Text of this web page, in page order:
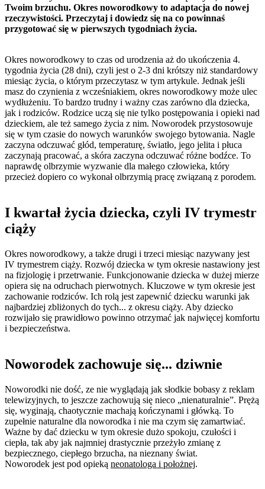
Twoim brzuchu. Okres noworodkowy to adaptacja do nowej
rzeczywistości. Przeczytaj i dowiedz się na co powinnaś
przygotować się w pierwszych tygodniach życia.
Okres noworodkowy to czas od urodzenia aż do ukończenia 4.
tygodnia życia (28 dni), czyli jest o 2-3 dni krótszy niż standardowy
miesiąc życia, o którym przeczytasz w tym artykule. Jednak jeśli
masz do czynienia z wcześniakiem, okres noworodkowy może ulec
wydłużeniu. To bardzo trudny i ważny czas zarówno dla dziecka,
jak i rodziców. Rodzice uczą się nie tylko postępowania i opieki nad
dzieckiem, ale też samego życia z nim. Noworodek przystosowuje
się w tym czasie do nowych warunków swojego bytowania. Nagle
zaczyna odczuwać głód, temperaturę, światło, jego jelita i płuca
zaczynają pracować, a skóra zaczyna odczuwać różne bodźce. To
naprawdę olbrzymie wyzwanie dla małego człowieka, który
przecież dopiero co wykonał olbrzymią pracę związaną z porodem.
I kwartał życia dziecka, czyli IV trymestr
ciąży
Okres noworodkowy, a także drugi i trzeci miesiąc nazywany jest
IV trymestrem ciąży. Rozwój dziecka w tym okresie nastawiony jest
na fizjologię i przetrwanie. Funkcjonowanie dziecka w dużej mierze
opiera się na odruchach pierwotnych. Kluczowe w tym okresie jest
zachowanie rodziców. Ich rolą jest zapewnić dziecku warunki jak
najbardziej zbliżonych do tych... z okresu ciąży. Aby dziecko
rozwijało się prawidłowo powinno otrzymać jak najwięcej komfortu
i bezpieczeństwa.
Noworodek zachowuje się... dziwnie
Noworodki nie dość, ze nie wyglądają jak słodkie bobasy z reklam
telewizyjnych, to jeszcze zachowują się nieco „nienaturalnie”. Prężą
się, wyginają, chaotycznie machają kończynami i główką. To
zupełnie naturalne dla noworodka i nie ma czym się zamartwiać.
Ważne by dać dziecku w tym okresie dużo spokoju, czułości i
ciepła, tak aby jak najmniej drastycznie przeżyło zmianę z
bezpiecznego, ciepłego brzucha, na nieznany świat.
Noworodek jest pod opieką neonatologa i położnej.